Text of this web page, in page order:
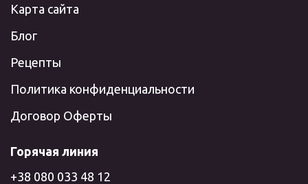
Карта сайта
Блог
Рецепты
Политика конфиденциальности
Договор Оферты
Горячая линия
+38 080 033 48 12